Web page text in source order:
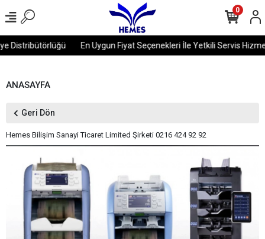
En Uygun Fiyat Seçenekleri İle Yetkili Servis Hizmetleri
0
ANASAYFA
Geri Dön
Hemes Bilişim Sanayi Ticaret Limited Şirketi 0216 424 92 92